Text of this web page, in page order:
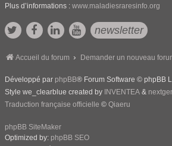
Plus d’informations : www.maladiesraresinfo.org
newsletter
Accueil du forum Demander un nouveau
Développé par phpBB® Forum Software © phpBB
Style we_clearblue created by INVENTEA &
Traduction française officielle © Qiaeru
phpBB SiteMaker
Optimized by: phpBB SEO